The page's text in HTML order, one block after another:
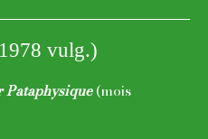
vulg.)
Pataphysique (mois